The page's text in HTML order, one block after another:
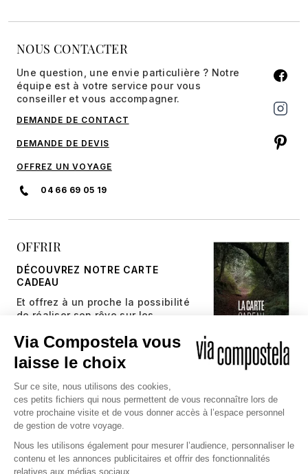
NOUS CONTACTER
Une question, une envie particulière ? Notre
équipe est à votre service pour vous
conseiller et vous accompagner.
DEMANDE DE CONTACT
DEMANDE DE DEVIS
OFFREZ UN VOYAGE
04 66 69 05 19
OFFRIR
DÉCOUVREZ NOTRE CARTE
CADEAU
Et offrez à un proche la possibilité
de réaliser son rêve sur les
JE DÉCOUVRE
Copyright © 2026 Via Compostela